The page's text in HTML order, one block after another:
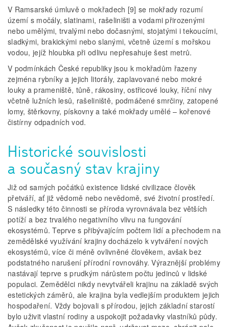
V Ramsarské úmluvě o mokřadech [9] se mokřady rozumí
území s močály, slatinami, rašeliništi a vodami přirozenými
nebo umělými, trvalými nebo dočasnými, stojatými i tekoucími,
sladkými, brakickými nebo slanými, včetně území s mořskou
vodou, jejíž hloubka při odlivu nepřesahuje šest metrů.
V podmínkách České republiky jsou k mokřadům řazeny
zejména rybníky a jejich litorály, zaplavované nebo mokré
louky a prameniště, tůně, rákosiny, ostřicové louky, říční nivy
včetně lužních lesů, rašeliniště, podmáčené smrčiny, zatopené
lomy, štěrkovny, pískovny a také mokřady umělé – kořenové
čistírny odpadních vod.
Historické souvislosti
a současný stav krajiny
Již od samých počátků existence lidské civilizace člověk
přetváří, ať již vědomě nebo nevědomě, své životní prostředí.
S následky této činnosti se příroda vyrovnávala bez větších
potíží a bez trvalého negativního vlivu na fungování
ekosystémů. Teprve s přibývajícím počtem lidí a přechodem na
zemědělské využívání krajiny docházelo k vytváření nových
ekosystémů, více či méně ovlivněné člověkem, avšak bez
podstatného narušení přírodní rovnováhy. Výraznější problémy
nastávají teprve s prudkým nárůstem počtu jedinců v lidské
populaci. Zemědělci nikdy nevytvářeli krajinu na základě svých
estetických záměrů, ale krajina byla vedlejším produktem jejich
hospodaření. Vždy bojovali s přírodou, jejich základní starostí
bylo uživit vlastní rodiny a uspokojit požadavky vlastníků půdy.